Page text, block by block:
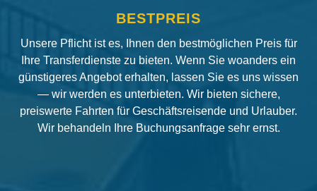
BESTPREIS
Unsere Pflicht ist es, Ihnen den bestmöglichen Preis für
Ihre Transferdienste zu bieten. Wenn Sie woanders ein
günstigeres Angebot erhalten, lassen Sie es uns wissen
— wir werden es unterbieten. Wir bieten sichere,
preiswerte Fahrten für Geschäftsreisende und Urlauber.
Wir behandeln Ihre Buchungsanfrage sehr ernst.